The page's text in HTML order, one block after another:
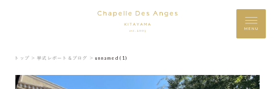
MENU
トップ ＞ 挙式レポート＆ブログ ＞ unnamed (1)